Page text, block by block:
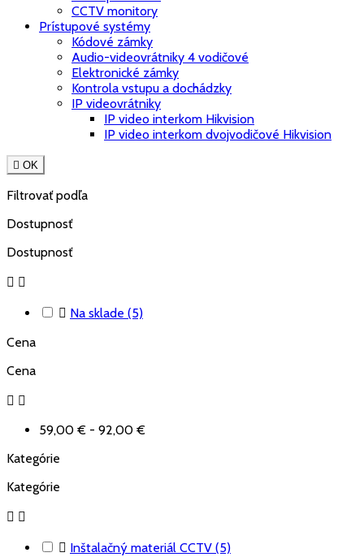
CCTV monitory
Prístupové systémy
Kódové zámky
Audio-videovrátniky 4 vodičové
Elektronické zámky
Kontrola vstupu a dochádzky
IP videovrátniky
IP video interkom Hikvision
IP video interkom dvojvodičové Hikvision
 OK
Filtrovať podľa
Dostupnosť
Dostupnosť
 
 Na sklade (5)
Cena
Cena
 
59,00 € - 92,00 €
Kategórie
Kategórie
 
 Inštalačný materiál CCTV (5)